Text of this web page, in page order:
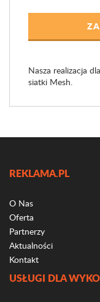
Nasza realizacja
siatki Mesh.
REKLAMA.PL
O Nas
Oferta
Partnerzy
Aktualności
Kontakt
USŁUGI DLA